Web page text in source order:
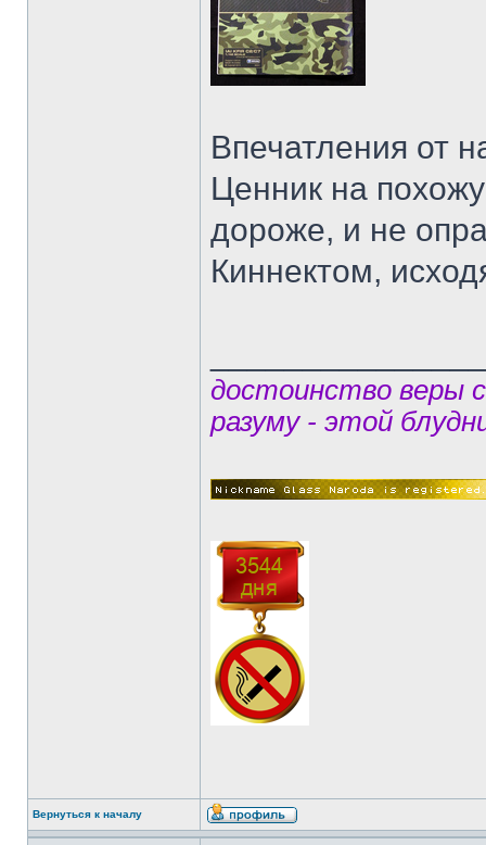
Впечатления от
Ценник на
дороже, и не
Киннектом,
достоинство веры
разуму - этой
Вернуться к началу